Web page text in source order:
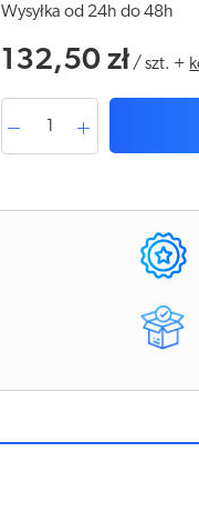
Wysyłka od 24h do 48h
132,50 zł /szt. +